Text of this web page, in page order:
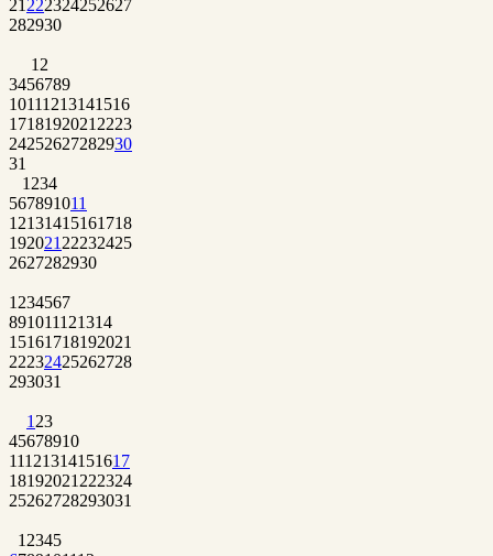
21 222324252627
282930
1 2
3456789
10111213141516
1718192021 2223
24252627282930
31
1 234
567891011
12131415161718
192021 22232425
2627282930
1 234567
891011121314
15161718192021
22232425262728
293031
1 23
45678910
11121314151617
18192021 222324
25262728293031
1 2345